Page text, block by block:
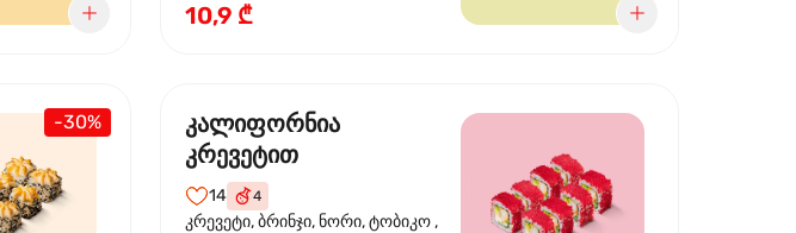
10,9 ₾
-30%
კალიფორნია
კრევეტით
14 4
კრევეტი, ბრინჯი, ნორი, ტობიკო ,